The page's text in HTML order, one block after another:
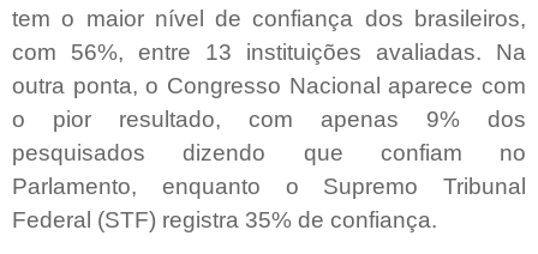
tem o maior nível de confiança dos brasileiros,
com 56%, entre 13 instituições avaliadas. Na
outra ponta, o Congresso Nacional aparece com
o pior resultado, com apenas 9% dos
pesquisados dizendo que confiam no
Parlamento, enquanto o Supremo Tribunal
Federal (STF) registra 35% de confiança.